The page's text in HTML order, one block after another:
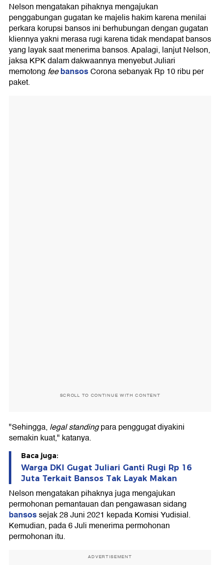
Nelson mengatakan pihaknya mengajukan
penggabungan gugatan ke majelis hakim karena menilai
perkara korupsi bansos ini berhubungan dengan gugatan
kliennya yakni merasa rugi karena tidak mendapat bansos
yang layak saat menerima bansos. Apalagi, lanjut Nelson,
jaksa KPK dalam dakwaannya menyebut Juliari
memotong feebansosCorona sebanyak Rp 10 ribu per
paket.
SCROLL TO CONTINUE WITH CONTENT
"Sehingga, legal standingpara penggugat diyakini
semakin kuat," katanya.
Baca juga:
Warga DKI Gugat Juliari Ganti Rugi Rp 16
Juta Terkait Bansos Tak Layak Makan
Nelson mengatakan pihaknya juga mengajukan
permohonan pemantauan dan pengawasan sidang
bansossejak 28 Juni 2021 kepada Komisi Yudisial.
Kemudian, pada 6 Juli menerima permohonan
permohonan itu.
ADVERTISEMENT